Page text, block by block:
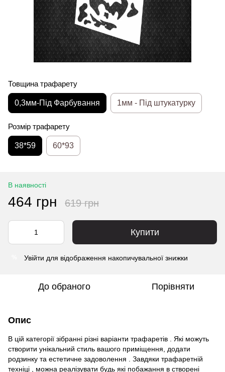
Товщина трафарету
0,3мм-Під Фарбування 1мм - Під штукатурку
Розмір трафарету
38*59 60*93
В наявності
464 грн 619 грн
Купити
Увійти для відображення накопичувальної знижки
До обраного Порівняти
Опис
В цій категорії зібранні різні варіанти трафаретів . Які можуть
створити унікальний стиль вашого приміщення, додати
родзинку та естетичне задоволення . Завдяки трафаретній
техніці , можна реалізувати будь які побажання в створені